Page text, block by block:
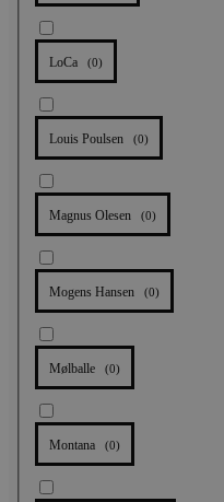
LoCa (0)
Louis Poulsen (0)
Magnus Olesen (0)
Mogens Hansen (0)
Mølballe (0)
Montana (0)